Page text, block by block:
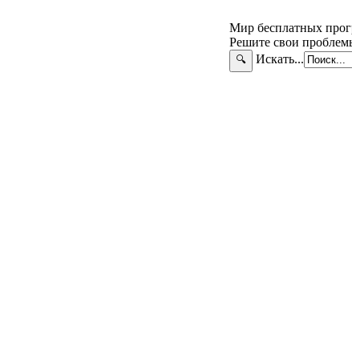
Мир бесплатных
Решите свои
🔍 Искать...